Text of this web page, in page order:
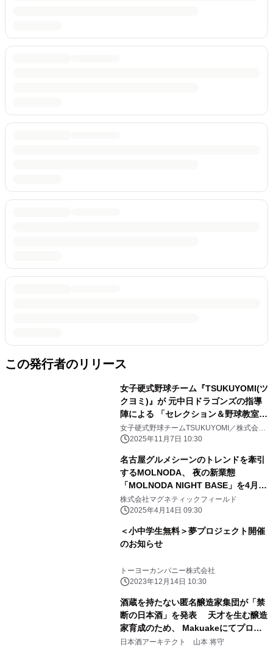
この発行者のリリース
女子硬式野球チーム『TSUKUYOMI(ツ
クヨミ)』が 元中日ドラゴンズの指導
陣による 「セレクション＆野球教室」
を11月30日(日)に開催！
女子硬式野球チームTSUKUYOMI／株式会社
XOXO2025年11月7日 10:30
名古屋グルメシーンのトレンドを牽引
するMOLNODA、 夜の新業態
「MOLNODA NIGHT BASE」を4月19
日にローンチ
株式会社マグネティックフィールド
2025年4月14日 09:30
＜小中学生無料＞夢プロジェクト開催
のお知らせ
トーヨーカンパニー株式会社
2023年12月14日 10:30
酒蔵を持たない匿名醸造家集団が「禁
断の日本酒」を発表 天才を生む醸造
家育成のため、 Makuakeにてプロジ
ェクトを開始
日本酒アーキテクト 山本 将守